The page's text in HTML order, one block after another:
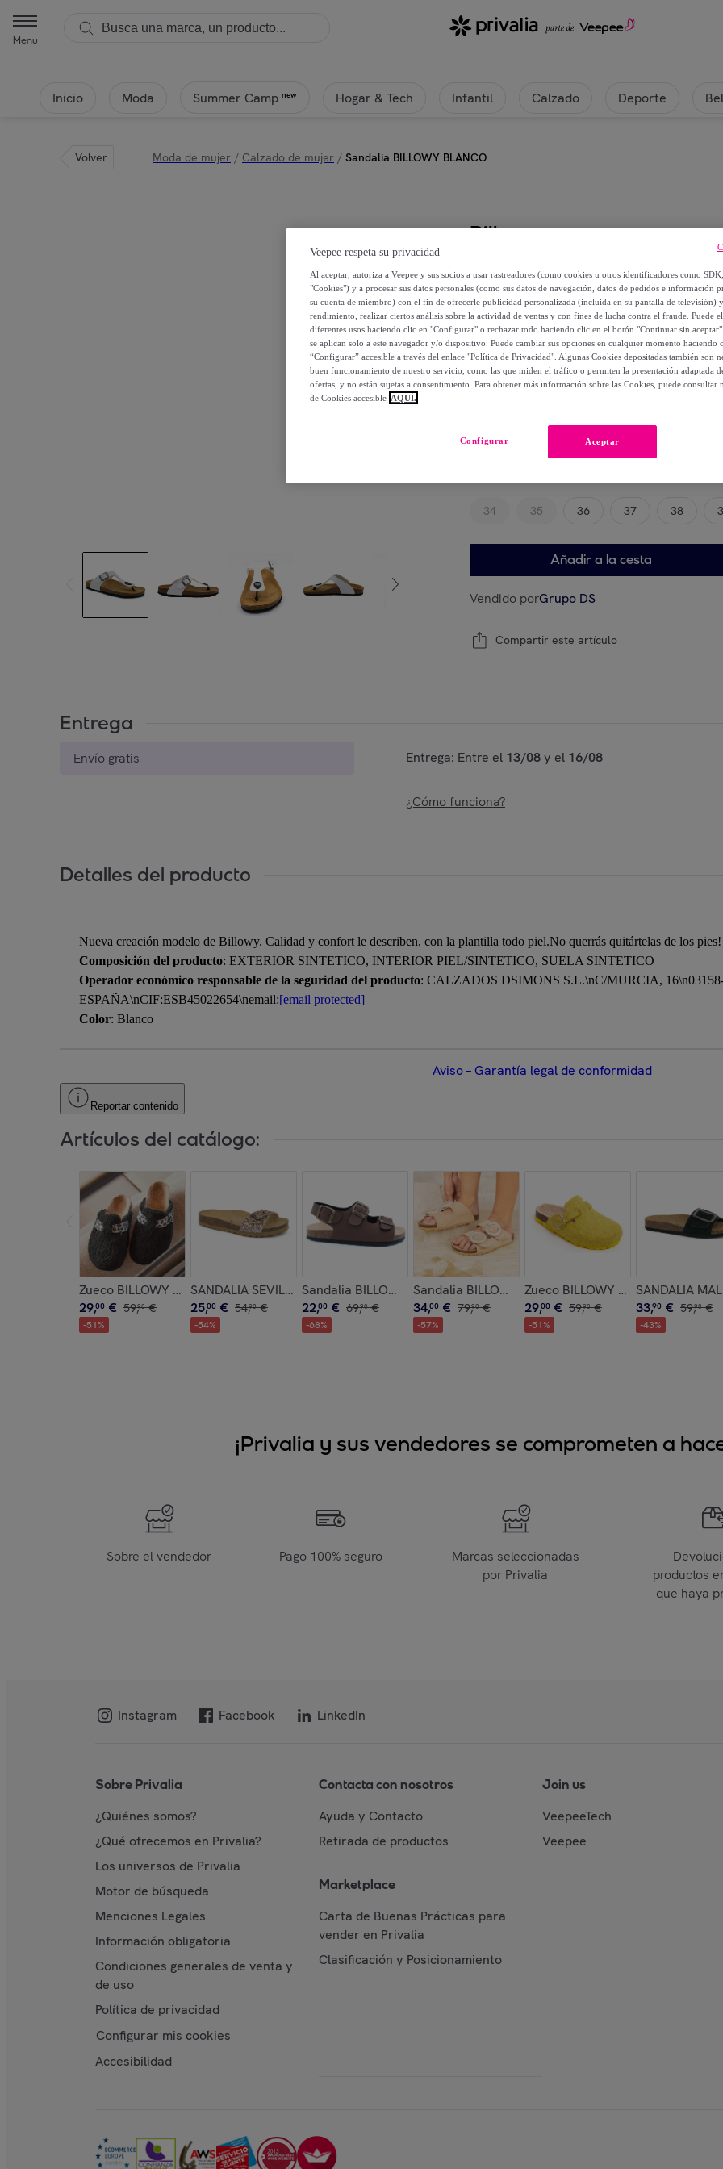
Menu
Inicio Moda Summer Camp new Hogar & Tech Infantil Calzado Deporte
Volver Moda de mujer / Calzado de mujer / Sandalia BILLOWY BLANCO
Billowy
Sandalia BILLOWY BLANCO
19,00 €
59,90 €
-68 %
Elige tu modelo
34 35 36 37 38
Añadir a la cesta
Vendido porGrupo DS
Compartir este artículo
Entrega
Envío gratis Entrega: Entre el 13/08y el 16/08
¿Cómo funciona?
Detalles del producto
Nueva creación modelo de Billowy. Calidad y confort le describen, con la plantilla todo piel.No querrás quitártelas de los pies!
Composición del producto: EXTERIOR SINTETICO, INTERIOR PIEL/SINTETICO, SUELA SINTETICO
Operador económico responsable de la seguridad del producto: CALZADOS DSIMONS S.L.\nC/MURCIA,
ESPAÑA\nCIF:ESB45022654\nemail:[email protected]
Color: Blanco
Aviso – Garantía legal de conformidad
Reportar contenido
Artículos del catálogo:
Zueco BILLOWY NEGRO
29,00 € 59,90 €
-51%
SANDALIA SEVILLA BABUNKERS DORADO
25,00 € 54,90 €
-54%
Sandalia BILLOWY MARRON
22,00 € 69,90 €
-68%
Sandalia BILLOWY ROSA
34,00 € 79,90 €
-57%
Zueco BILLOWY AMARILLO
29,00 € 59,90 €
-51%
SANDALIA
33,90 € 59,90 €
-43%
¡Privalia y sus vendedores se comprometen a
Sobre el vendedor Pago 100% seguro
Marcas seleccionadas
por Privalia
productos
que haya
Instagram Facebook LinkedIn
Sobre Privalia
¿Quiénes somos?
¿Qué ofrecemos en Privalia?
Los universos de Privalia
Motor de búsqueda
Menciones Legales
Información obligatoria
Condiciones generales de venta y
de uso
Política de privacidad
Configurar mis cookies
Accesibilidad
Contacta con nosotros
Ayuda y Contacto
Retirada de productos
Marketplace
Carta de Buenas Prácticas para
vender en Privalia
Clasificación y Posicionamiento
Join us
VeepeeTech
Veepee
Veepee respeta su privacidad
Al aceptar, autoriza a Veepee y sus socios a usar rastreadores (como cookies u otros identificadores como
"Cookies") y a procesar sus datos personales (como sus datos de navegación, datos de pedidos e información
su cuenta de miembro) con el fin de ofrecerle publicidad personalizada (incluida en su pantalla de televisión)
rendimiento, realizar ciertos análisis sobre la actividad de ventas y con fines de lucha contra el fraude. Puede
diferentes usos haciendo clic en "Configurar" o rechazar todo haciendo clic en el botón "Continuar sin
se aplican solo a este navegador y/o dispositivo. Puede cambiar sus opciones en cualquier momento haciendo
“Configurar” accesible a través del enlace "Política de Privacidad". Algunas Cookies depositadas también son
buen funcionamiento de nuestro servicio, como las que miden el tráfico o permiten la presentación adaptada
ofertas, y no están sujetas a consentimiento. Para obtener más información sobre las Cookies, puede consultar
de Cookies accesible AQUÍ.
Aceptar
Configurar